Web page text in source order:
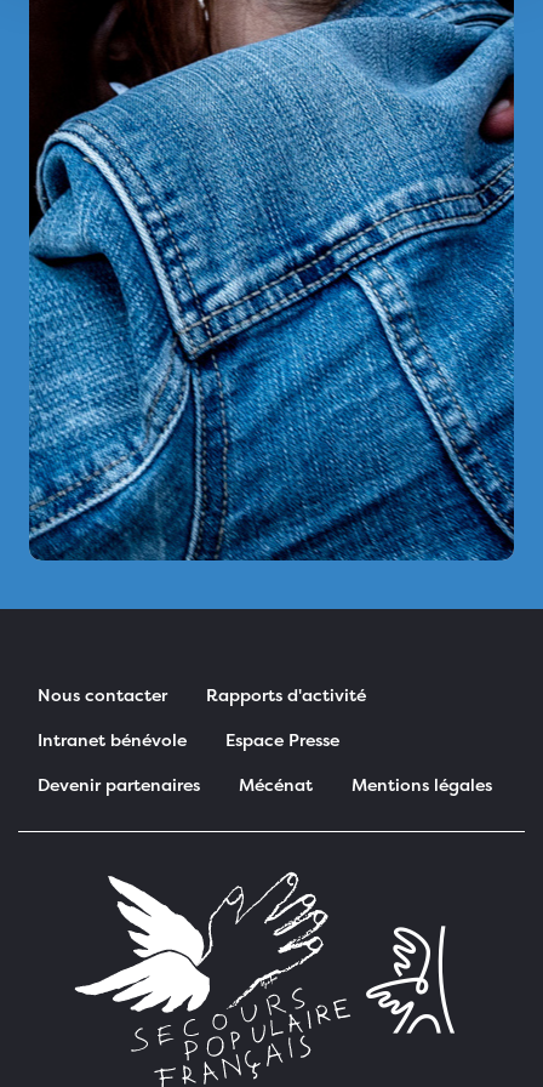
Nous contacter
Rapports d'activité
Intranet bénévole
Espace Presse
Devenir partenaires
Mécénat Mentions légales